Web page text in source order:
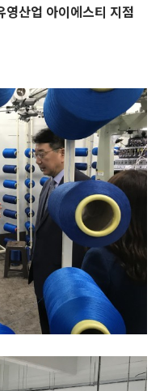
산업 아이에스티 지점